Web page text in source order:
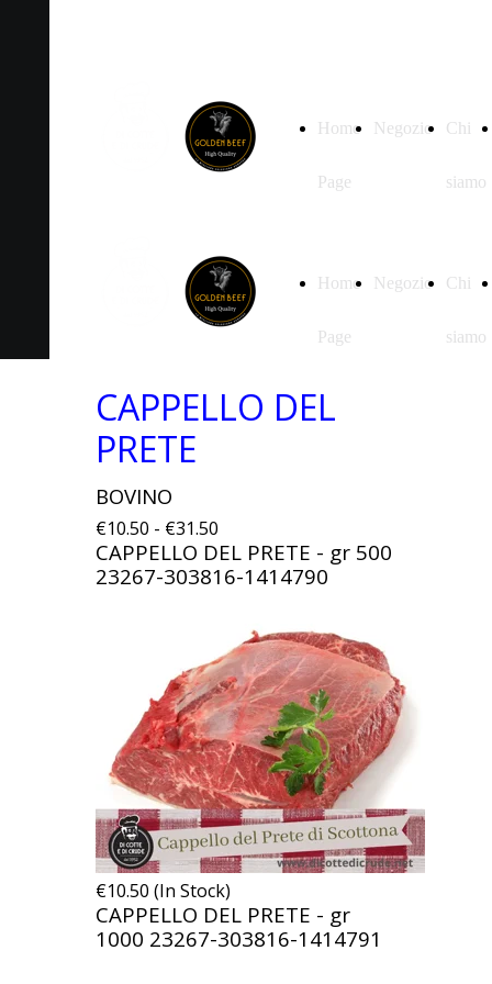
Home
Page
Negozio Chi
siamo
Home
Page
Negozio Chi
siamo
CAPPELLO DEL
PRETE
BOVINO
€10.50 - €31.50
CAPPELLO DEL PRETE - gr 500
23267-303816-1414790
€10.50 (In Stock)
CAPPELLO DEL PRETE - gr
1000 23267-303816-1414791